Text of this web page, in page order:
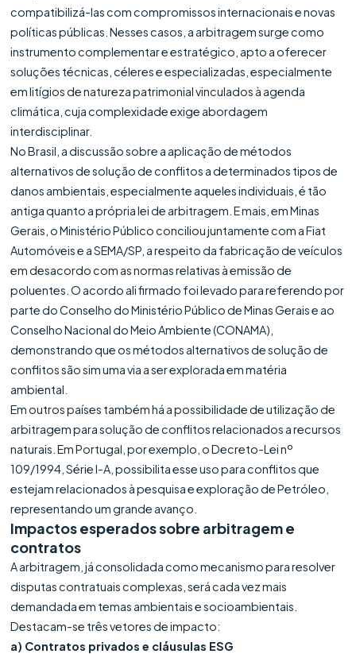
compatibilizá-las com compromissos internacionais e novas
políticas públicas. Nesses casos, a arbitragem surge como
instrumento complementar e estratégico, apto a oferecer
soluções técnicas, céleres e especializadas, especialmente
em litígios de natureza patrimonial vinculados à agenda
climática, cuja complexidade exige abordagem
interdisciplinar.
No Brasil, a discussão sobre a aplicação de métodos
alternativos de solução de conflitos a determinados tipos de
danos ambientais, especialmente aqueles individuais, é tão
antiga quanto a própria lei de arbitragem. E mais, em Minas
Gerais, o Ministério Público conciliou juntamente com a Fiat
Automóveis e a SEMA/SP, a respeito da fabricação de veículos
em desacordo com as normas relativas à emissão de
poluentes. O acordo ali firmado foi levado para referendo por
parte do Conselho do Ministério Público de Minas Gerais e ao
Conselho Nacional do Meio Ambiente (CONAMA),
demonstrando que os métodos alternativos de solução de
conflitos são sim uma via a ser explorada em matéria
ambiental.
Em outros países também há a possibilidade de utilização de
arbitragem para solução de conflitos relacionados a recursos
naturais. Em Portugal, por exemplo, o Decreto-Lei nº
109/1994, Série I-A, possibilita esse uso para conflitos que
estejam relacionados à pesquisa e exploração de Petróleo,
representando um grande avanço.
Impactos esperados sobre arbitragem e
contratos
A arbitragem, já consolidada como mecanismo para resolver
disputas contratuais complexas, será cada vez mais
demandada em temas ambientais e socioambientais.
Destacam-se três vetores de impacto:
a) Contratos privados e cláusulas ESG